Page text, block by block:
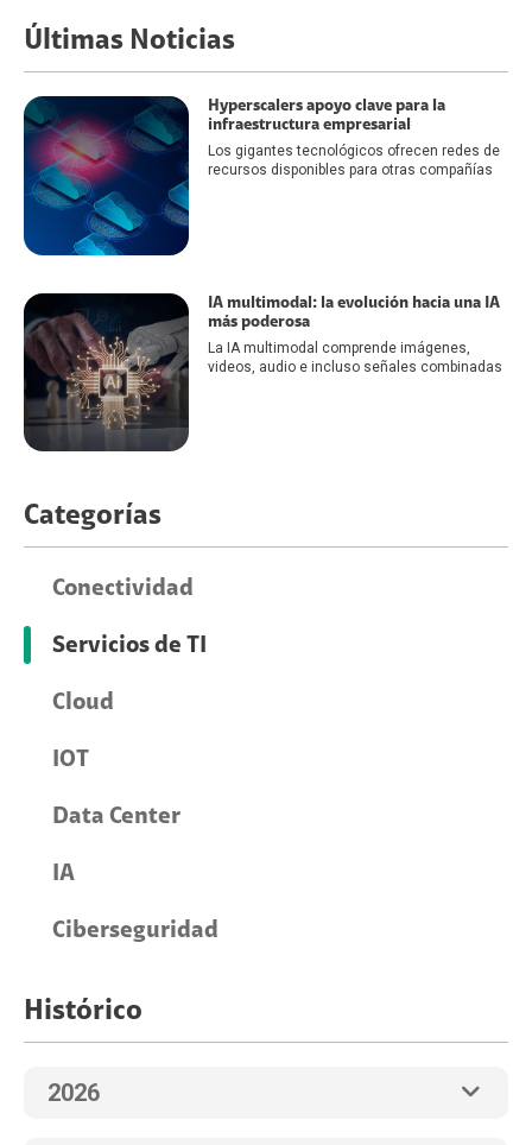
Últimas Noticias
Hyperscalers apoyo clave para la
infraestructura empresarial
Los gigantes tecnológicos ofrecen redes de
recursos disponibles para otras compañías
IA multimodal: la evolución hacia una IA
más poderosa
La IA multimodal comprende imágenes,
videos, audio e incluso señales combinadas
Categorías
Conectividad
Servicios de TI
Cloud
IOT
Data Center
IA
Ciberseguridad
Histórico
2026